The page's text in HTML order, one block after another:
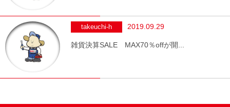
takeuchi-h 2019.09.29
雑貨決算SALE MAX70％offが開...